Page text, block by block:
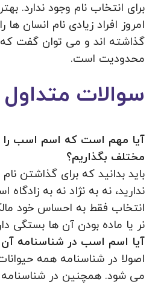
برای انتخاب نام وجود ندارد.
امروز افراد زیادی نام انسان
گذاشته اند و می توان گفت که
محدودیت است.
سوالات متداول
آیا مهم است که اسم اسب را
مختلف بگذاریم؟
باید بدانید که برای گذاشتن
ندارید، نه به نژاد نه به زادگاه
انتخاب فقط به احساس خود
نر یا ماده بودن آن ها بستگی
آیا اسم اسب در شناسنامه
اصولا در شناسنامه همه
می شود. همچنین در شناسنامه